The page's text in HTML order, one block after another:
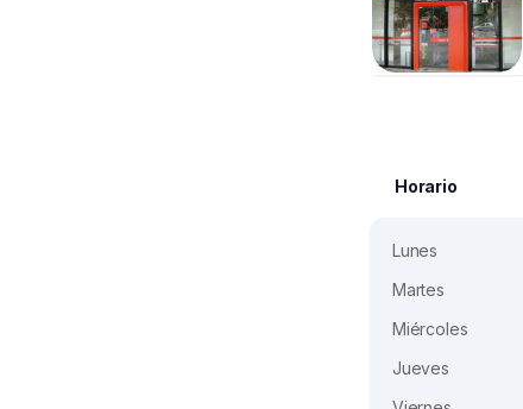
Horario
Lunes
Martes
Miércoles
Jueves